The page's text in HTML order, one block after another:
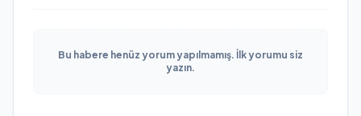
Bu habere henüz yorum yapılmamış. İlk yorumu siz
yazın.